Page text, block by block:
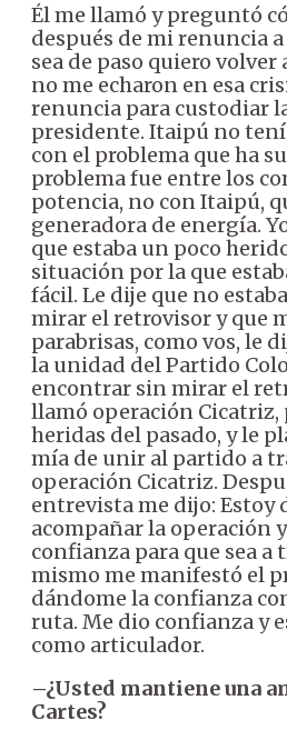
Él me llamó y preguntó
después de mi renuncia
sea de paso quiero volver
no me echaron en esa
renuncia para custodiar
presidente. Itaipú no
con el problema que ha
problema fue entre los
potencia, no con Itaipú,
generadora de energía.
que estaba un poco
situación por la que
fácil. Le dije que no
mirar el retrovisor y que
parabrisas, como vos, le
la unidad del Partido
encontrar sin mirar el
llamó operación Cicatriz,
heridas del pasado, y le
mía de unir al partido a
operación Cicatriz.
entrevista me dijo: Estoy
acompañar la operación
confianza para que sea a
mismo me manifestó el
dándome la confianza
ruta. Me dio confianza y
como articulador.
–¿Usted mantiene una
Cartes?